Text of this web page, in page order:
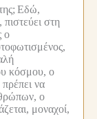
Εδώ,
πιστεύει στη
ο
κόσμου, ο
να
ο
μοναχοί,